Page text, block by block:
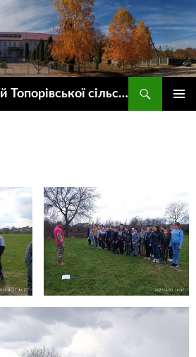
Грозинецький ліцей Топорівської сільської ради